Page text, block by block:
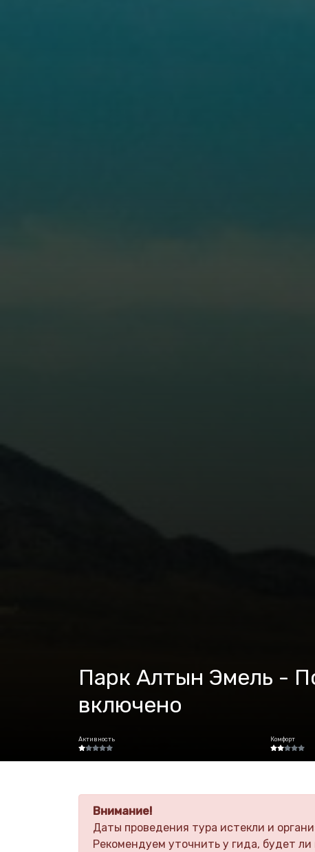
Парк Алтын Эмель -
включено
Активность Комфорт
Внимание!
Даты проведения тура истекли и
Рекомендуем уточнить у гида, будет